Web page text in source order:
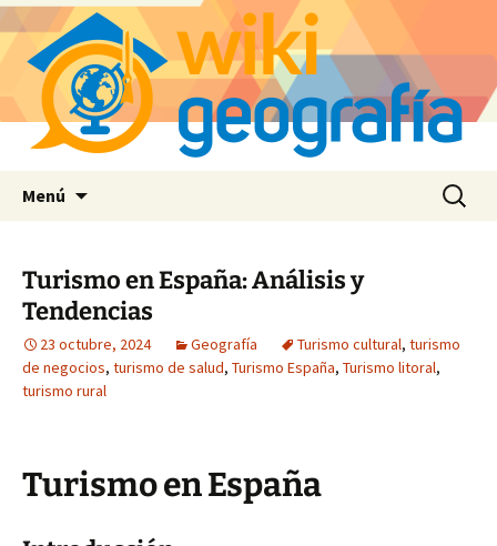
Menú Buscar:
Turismo en España: Análisis y
Tendencias
23 octubre, 2024 Geografía Turismo cultural, turismo
de negocios, turismo de salud, Turismo España, Turismo litoral,
turismo rural
Turismo en España